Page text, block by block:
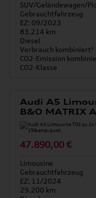
SUV/Geländewagen/
Gebrauchtfahrzeug
EZ: 09/2023
83.214 km
Diesel
Verbrauch kombiniert¹
CO2-Emission
CO2-Klasse
Audi A5
B&O MATRIX
47.890,00 €
Limousine
Gebrauchtfahrzeug
EZ: 11/2024
29.200 km